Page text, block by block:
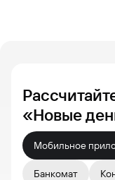
«Новые
Мобильное
Банкомат